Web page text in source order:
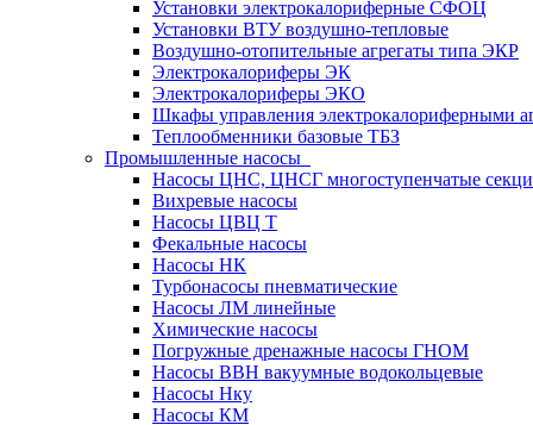
Установки электрокалориферные СФОЦ
Установки ВТУ воздушно-тепловые
Воздушно-отопительные агрегаты типа ЭКР
Электрокалориферы ЭК
Электрокалориферы ЭКО
Шкафы управления электрокалориферными
Теплообменники базовые ТБЗ
Промышленные насосы
Насосы ЦНС, ЦНСГ многоступенчатые
Вихревые насосы
Насосы ЦВЦ Т
Фекальные насосы
Насосы НК
Турбонасосы пневматические
Насосы ЛМ линейные
Химические насосы
Погружные дренажные насосы ГНОМ
Насосы ВВН вакуумные водокольцевые
Насосы Нку
Насосы КМ